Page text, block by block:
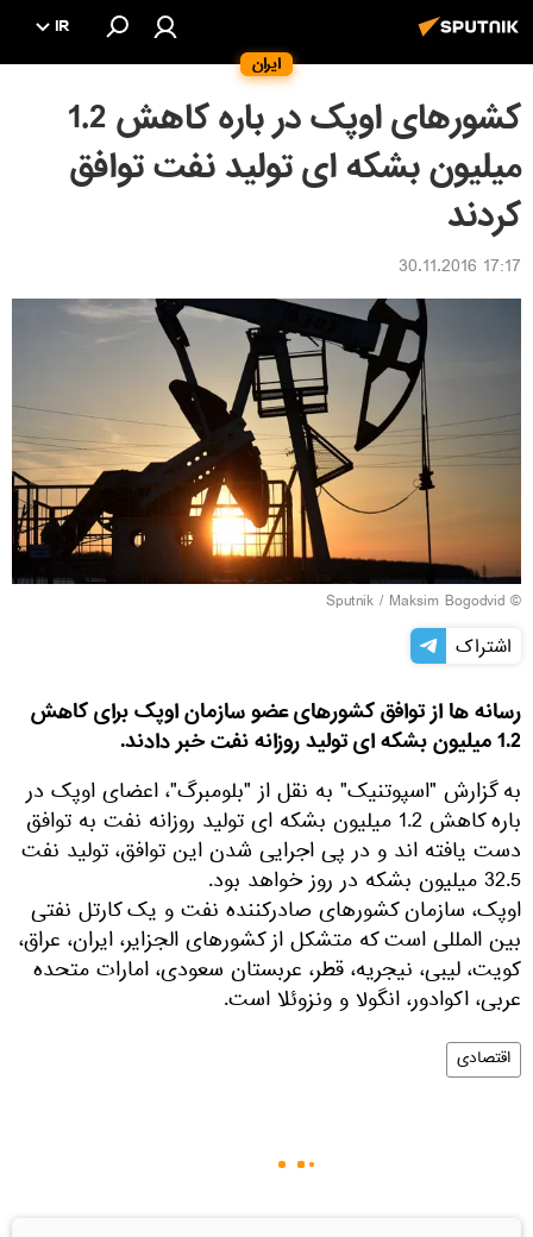
ایران
IR
کشورهای اوپک در باره کاهش 1.2
میلیون بشکه ای تولید نفت توافق
کردند
17:17 30.11.2016
© Sputnik / Maksim Bogodvid
اشتراک
رسانه ها از توافق کشورهای عضو سازمان اوپک برای کاهش
1.2 میلیون بشکه ای تولید روزانه نفت خبر دادند.
به گزارش "اسپوتنیک" به نقل از "بلومبرگ"، اعضای اوپک در
باره کاهش 1.2 میلیون بشکه ای تولید روزانه نفت به توافق
دست یافته اند و در پی اجرایی شدن این توافق، تولید نفت
32.5 میلیون بشکه در روز خواهد بود.
اوپک، سازمان کشورهای صادرکننده نفت و یک کارتل نفتی
بین المللی است که متشکل از کشورهای الجزایر، ایران، عراق،
کویت، لیبی، نیجریه، قطر، عربستان سعودی، امارات متحده
عربی، اکوادور، انگولا و ونزوئلا است.
اقتصادی